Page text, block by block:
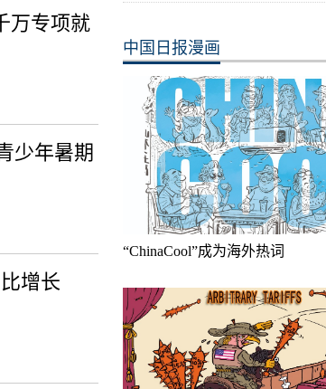
万专项就
少年暑期
增长
中国日报漫画
“ChinaCool”成为海外热词